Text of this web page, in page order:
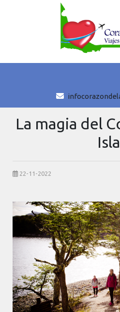
La magia del
Isla
22-11-2022